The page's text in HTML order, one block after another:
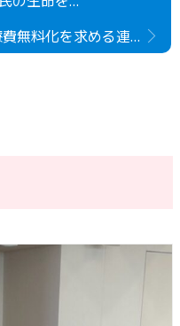
川崎市こどもの医療費無料化を求める連絡会と懇談